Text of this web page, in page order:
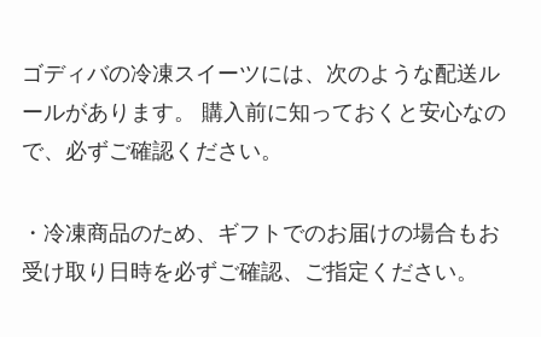
ゴディバの冷凍スイーツには、次のような配送ル
ールがあります。 購入前に知っておくと安心なの
で、必ずご確認ください。
・冷凍商品のため、ギフトでのお届けの場合もお
受け取り日時を必ずご確認、ご指定ください。